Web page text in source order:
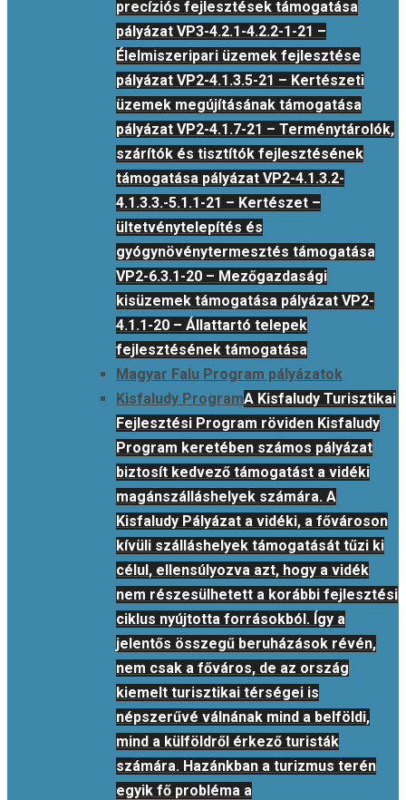
precíziós fejlesztések támogatása
pályázat VP3-4.2.1-4.2.2-1-21 –
Élelmiszeripari üzemek fejlesztése
pályázat VP2-4.1.3.5-21 – Kertészeti
üzemek megújításának támogatása
pályázat VP2-4.1.7-21 – Terménytárolók,
szárítók és tisztítók fejlesztésének
támogatása pályázat VP2-4.1.3.2-
4.1.3.3.-5.1.1-21 – Kertészet –
ültetvénytelepítés és
gyógynövénytermesztés támogatása
VP2-6.3.1-20 – Mezőgazdasági
kisüzemek támogatása pályázat VP2-
4.1.1-20 – Állattartó telepek
fejlesztésének támogatása
Magyar Falu Program pályázatok
Kisfaludy ProgramA Kisfaludy Turisztikai
Fejlesztési Program röviden Kisfaludy
Program keretében számos pályázat
biztosít kedvező támogatást a vidéki
magánszálláshelyek számára. A
Kisfaludy Pályázat a vidéki, a fővároson
kívüli szálláshelyek támogatását tűzi ki
célul, ellensúlyozva azt, hogy a vidék
nem részesülhetett a korábbi fejlesztési
ciklus nyújtotta forrásokból. Így a
jelentős összegű beruházások révén,
nem csak a főváros, de az ország
kiemelt turisztikai térségei is
népszerűvé válnának mind a belföldi,
mind a külföldről érkező turisták
számára. Hazánkban a turizmus terén
egyik fő probléma a